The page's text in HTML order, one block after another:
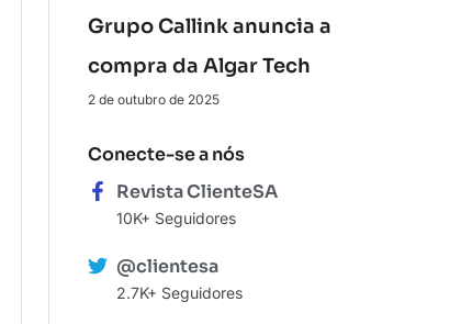
Grupo Callink anuncia a
compra da Algar Tech
2 de outubro de 2025
Conecte-se a nós
Revista ClienteSA
10K+ Seguidores
@clientesa
2.7K+ Seguidores